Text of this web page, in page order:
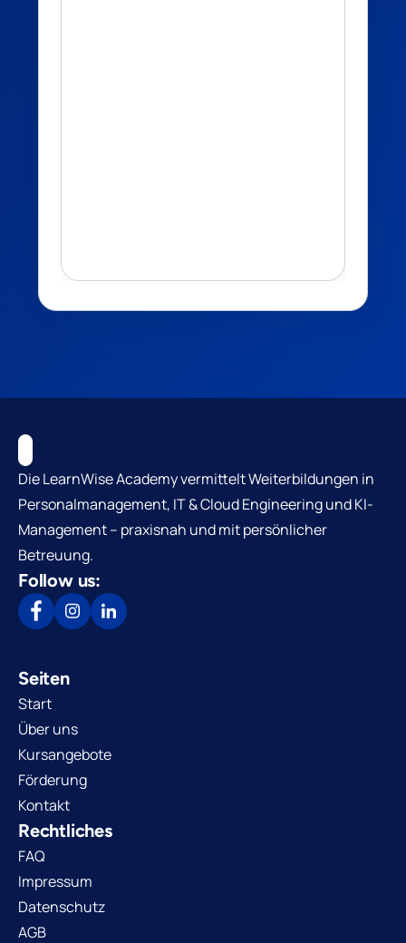
Die LearnWise Academy vermittelt Weiterbildungen in
Personalmanagement, IT & Cloud Engineering und KI-
Management – praxisnah und mit persönlicher
Betreuung.
Follow us:
Seiten
Start
Über uns
Kursangebote
Förderung
Kontakt
Rechtliches
FAQ
Impressum
Datenschutz
AGB